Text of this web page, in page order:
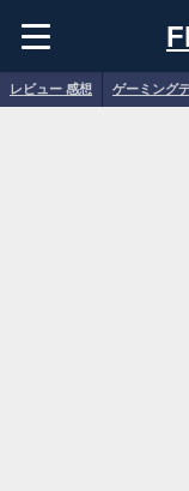
レビュー 感想 ゲーミング